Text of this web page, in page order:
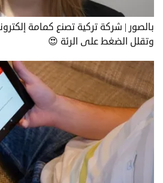
بالصور | شركة تركية تصنع كمامة
وتقلل الضغط على الرئة 😍